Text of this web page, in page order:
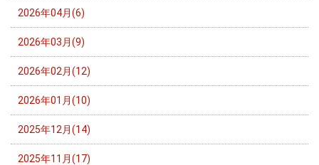
2026年04月(6)
2026年03月(9)
2026年02月(12)
2026年01月(10)
2025年12月(14)
2025年11月(17)